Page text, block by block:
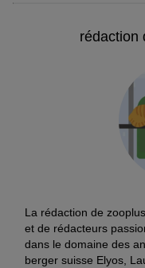
rédaction
La rédaction de
et de rédacteurs
dans le domaine des
berger suisse Elyos,